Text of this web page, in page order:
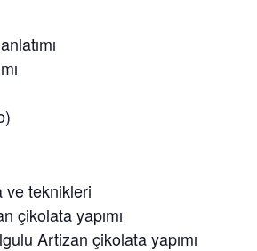
ve teknikleri
çikolata yapımı
Artizan çikolata yapımı